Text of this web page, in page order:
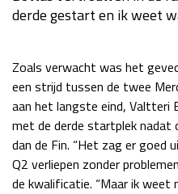
Kwalificatie
Race
Kwalificatie
Race
GP ABU DHABI 2026
Kwalificatie
derde gestart en ik weet
Zoals verwacht was het
een strijd tussen de twee
aan het langste eind,
met de derde startplek nadat
dan de Fin. “Het zag er goed
Q2 verliepen zonder
de kwalificatie. “Maar ik weet